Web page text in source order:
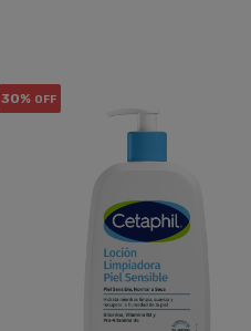
30% OFF